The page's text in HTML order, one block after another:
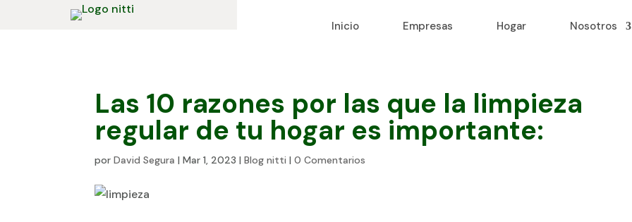
Inicio Empresas Hogar Nosotros
Las 10 razones por las que la limpieza
regular de tu hogar es importante:
porDavid Segura |Mar 1, 2023 |Blog nitti |0 Comentarios